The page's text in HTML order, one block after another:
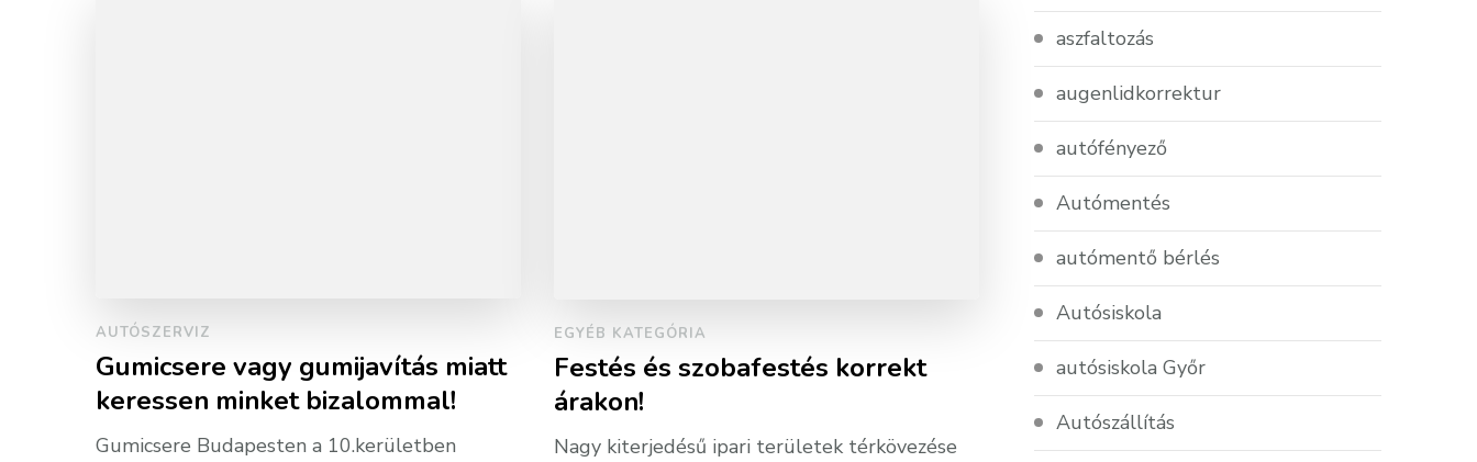
AUTÓSZERVIZ
Gumicsere vagy gumijavítás miatt
keressen minket bizalommal!
Gumicsere Budapesten a 10.kerületben
EGYÉB KATEGÓRIA
Festés és szobafestés korrekt
árakon!
Nagy kiterjedésű ipari területek térkövezése
aszfaltozás
augenlidkorrektur
autófényező
Autómentés
autómentő bérlés
Autósiskola
autósiskola Győr
Autószállítás